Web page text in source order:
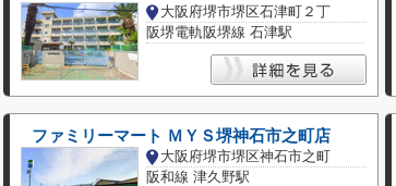
大阪府堺市堺区石津町２丁
阪堺電軌阪堺線 石津駅
ファミリーマート ＭＹＳ堺神石市之町店
大阪府堺市堺区神石市之町
阪和線 津久野駅